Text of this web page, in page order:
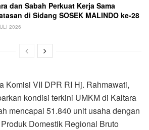
dan Sabah Perkuat Kerja Sama
di Sidang SOSEK MALINDO ke-28
2026
Komisi VII DPR RI Hj. Rahmawati,
kondisi terkini UMKM di Kaltara
mencapai 51.840 unit usaha dengan
Domestik Regional Bruto